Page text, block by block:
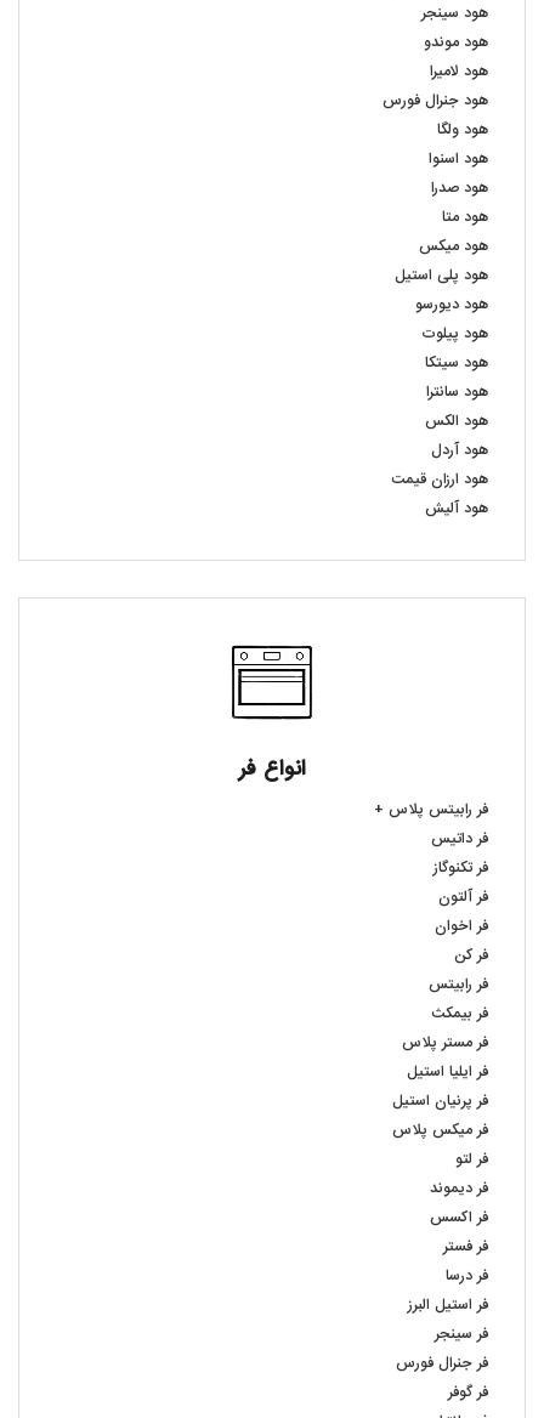
هود سینجر
هود موندو
هود لامیرا
هود جنرال فورس
هود ولگا
هود اسنوا
هود صدرا
هود متا
هود میکس
هود پلی استیل
هود دیورسو
هود پیلوت
هود سیتکا
هود سانترا
هود الکس
هود آردل
هود ارزان قیمت
هود آلیش
انواع فر
فر رابیتس پلاس +
فر داتیس
فر تکنوگاز
فر آلتون
فر اخوان
فر کن
فر رابیتس
فر بیمکث
فر مستر پلاس
فر ایلیا استیل
فر پرنیان استیل
فر میکس پلاس
فر لتو
فر دیموند
فر اکسس
فر فستر
فر درسا
فر استیل البرز
فر سینجر
فر جنرال فورس
فر گوفر